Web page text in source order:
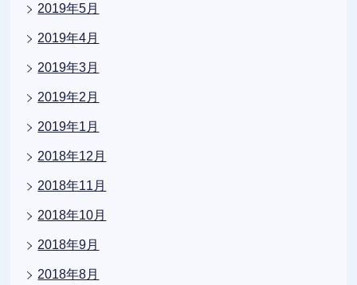
2019年5月
2019年4月
2019年3月
2019年2月
2019年1月
2018年12月
2018年11月
2018年10月
2018年9月
2018年8月